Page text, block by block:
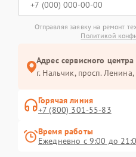
Отправляя заявку на ремонт
Политикой
Адрес сервисного
г. Нальчик, просп. Ленина,
Горячая линия
+7 (800) 301-55-83
Время работы
Ежедневно с 9:00 до